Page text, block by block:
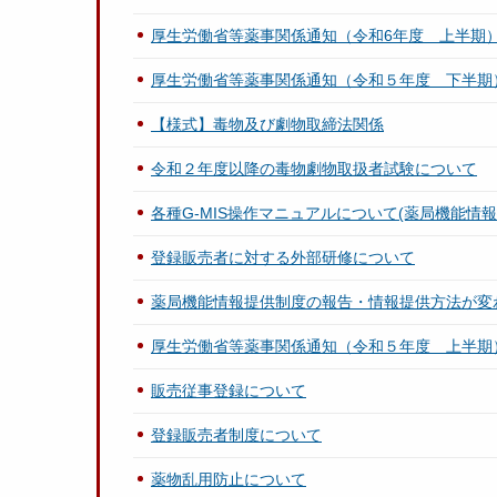
厚生労働省等薬事関係通知（令和6年度 上半期）
厚生労働省等薬事関係通知（令和５年度 下半期
【様式】毒物及び劇物取締法関係
令和２年度以降の毒物劇物取扱者試験について
各種G-MIS操作マニュアルについて(薬局機能情報
登録販売者に対する外部研修について
薬局機能情報提供制度の報告・情報提供方法が変
厚生労働省等薬事関係通知（令和５年度 上半期
販売従事登録について
登録販売者制度について
薬物乱用防止について